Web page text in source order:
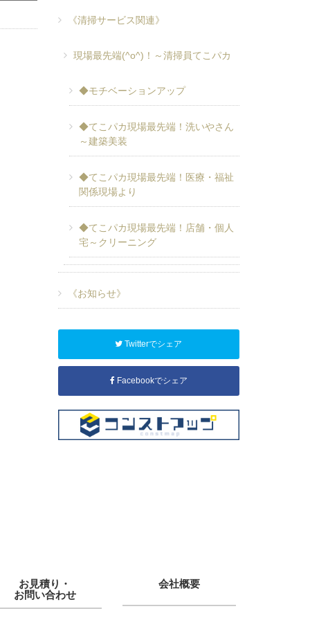
《清掃サービス関連》
現場最先端(^o^)！～清掃員てこパカ
◆モチベーションアップ
◆てこパカ現場最先端！洗いやさん
～建築美装
◆てこパカ現場最先端！医療・福祉
関係現場より
◆てこパカ現場最先端！店舗・個人
宅～クリーニング
《お知らせ》
Twitterでシェア
Facebookでシェア
お見積り・
お問い合わせ
会社概要